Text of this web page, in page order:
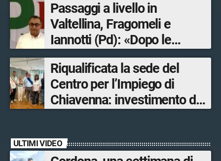
Passaggi a livello in
Valtellina, Fragomeli e
Iannotti (Pd): «Dopo le
Olimpiadi solo un terzo delle
opere sostitutive sarà
ultimato entro il 2026»
Riqualificata la sede del
Centro per l’Impiego di
Chiavenna: investimento da
ULTIMI VIDEO